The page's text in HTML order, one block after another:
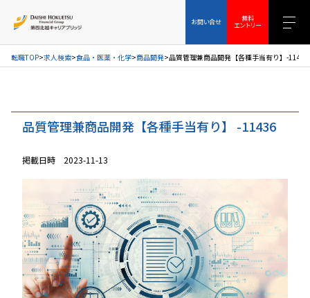
お問い合せ 無料
エントリー
お問い合せ 無料エントリー
転職TOP 求人検索 食品・医薬・化学 商品開発 品質管理兼商品開発【各種手当有り】-11436
品質管理兼商品開発【各種手当有り】 -11436
掲載日時 2023-11-13